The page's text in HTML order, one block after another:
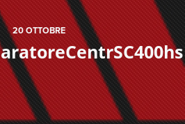
20OTTOBRE